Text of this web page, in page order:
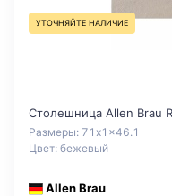
УТОЧНЯЙТЕ НАЛИЧИЕ
Столешница Allen Brau
Размеры: 71x1x46.1
Цвет: бежевый
Allen Brau